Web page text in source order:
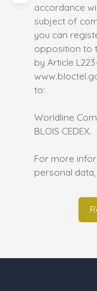
accordance
subject of
you can
opposition to
by Article
to:
Worldline
BLOIS CEDEX.
For more
personal